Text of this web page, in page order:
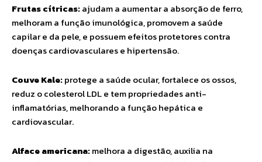
Frutas cítricas:ajudam a aumentar a absorção de ferro,
melhoram a função imunológica, promovem a saúde
capilar e da pele, e possuem efeitos protetores contra
doenças cardiovasculares e hipertensão.
Couve Kale:protege a saúde ocular, fortalece os ossos,
reduz o colesterol LDL e tem propriedades anti-
inflamatórias, melhorando a função hepática e
cardiovascular.
Alface americana:melhora a digestão, auxilia na